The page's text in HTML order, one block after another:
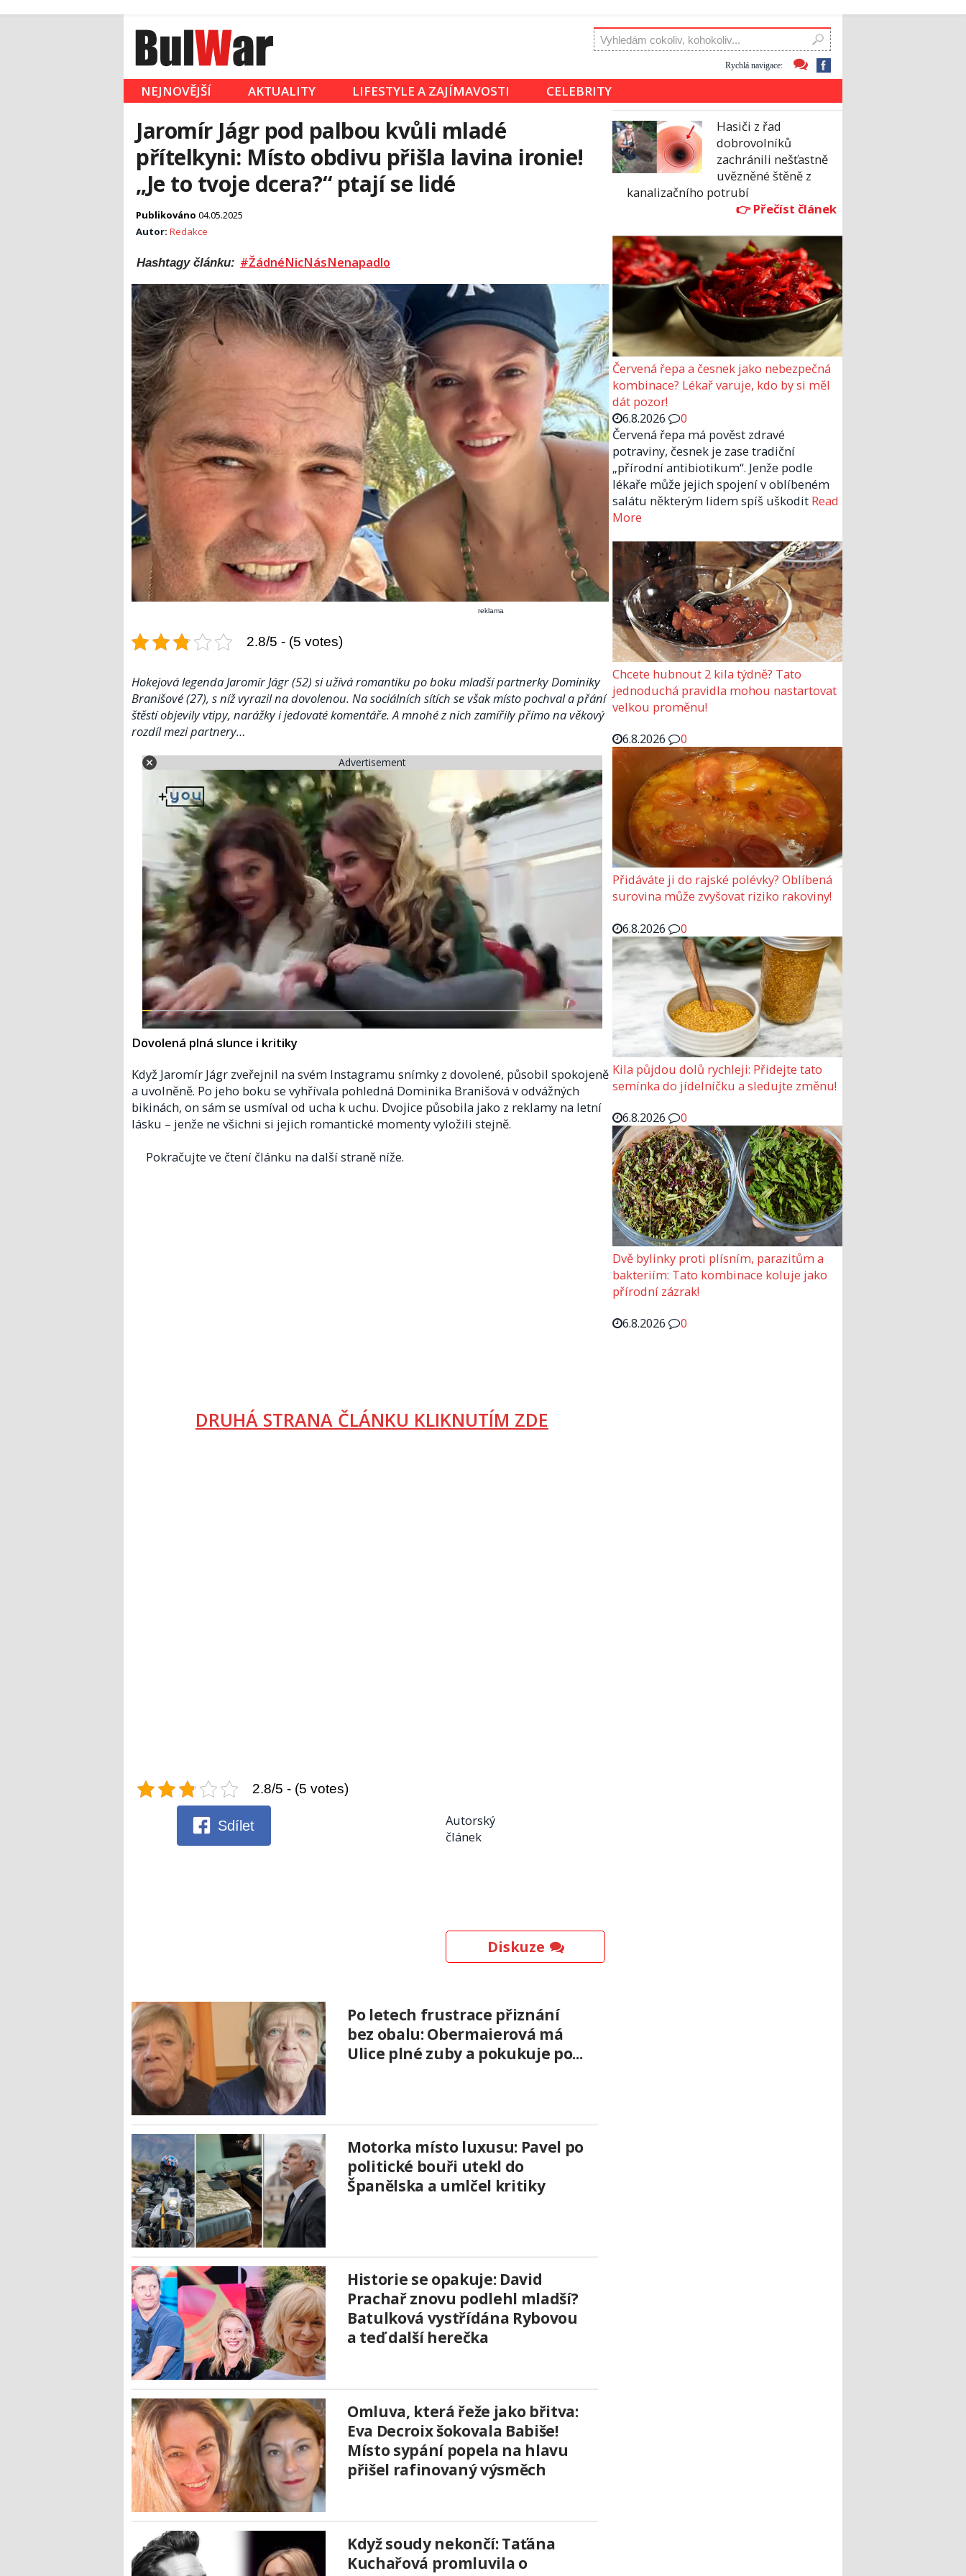
Rychlá navigace:
NEJNOVĚJŠÍ AKTUALITY LIFESTYLE A ZAJÍMAVOSTI CELEBRITY
Jaromír Jágr pod palbou kvůli mladé
přítelkyni: Místo obdivu přišla lavina ironie!
„Je to tvoje dcera?“ ptají se lidé
Publikováno 04.05.2025
Autor: Redakce
Hashtagy článku: #ŽádnéNicNásNenapadlo
reklama
2.8/5 - (5 votes)
Hokejová legenda Jaromír Jágr (52) si užívá romantiku po boku mladší partnerky Dominiky
Branišové (27), s níž vyrazil na dovolenou. Na sociálních sítích se však místo pochval a přání
štěstí objevily vtipy, narážky i jedovaté komentáře. A mnohé z nich zamířily přímo na věkový
rozdíl mezi partnery…
Advertisement
Dovolená plná slunce i kritiky
Když Jaromír Jágr zveřejnil na svém Instagramu snímky z dovolené, působil spokojeně
a uvolněně. Po jeho boku se vyhřívala pohledná Dominika Branišová v odvážných
bikinách, on sám se usmíval od ucha k uchu. Dvojice působila jako z reklamy na letní
lásku – jenže ne všichni si jejich romantické momenty vyložili stejně.
Pokračujte ve čtení článku na další straně níže.
DRUHÁ STRANA ČLÁNKU KLIKNUTÍM ZDE
2.8/5 - (5 votes)
Sdílet
Autorský
článek
Diskuze
Po letech frustrace přiznání
bez obalu: Obermaierová má
Ulice plné zuby a pokukuje po...
Motorka místo luxusu: Pavel po
politické bouři utekl do
Španělska a umlčel kritiky
Historie se opakuje: David
Prachař znovu podlehl mladší?
Batulková vystřídána Rybovou
a teď další herečka
Omluva, která řeže jako břitva:
Eva Decroix šokovala Babiše!
Místo sypání popela na hlavu
přišel rafinovaný výsměch
Když soudy nekončí: Taťána
Kuchařová promluvila o
Hasiči z řad
dobrovolníků
zachránili nešťastně
uvězněné štěně z
kanalizačního potrubí
Červená řepa a česnek jako nebezpečná
kombinace? Lékař varuje, kdo by si měl
dát pozor!
6.8.2026
0
Červená řepa má pověst zdravé
potraviny, česnek je zase tradiční
„přírodní antibiotikum“. Jenže podle
lékaře může jejich spojení v oblíbeném
salátu některým lidem spíš uškodit Read
More
Chcete hubnout 2 kila týdně? Tato
jednoduchá pravidla mohou nastartovat
velkou proměnu!
6.8.2026
0
Přidáváte ji do rajské polévky? Oblíbená
surovina může zvyšovat riziko rakoviny!
6.8.2026
0
Kila půjdou dolů rychleji: Přidejte tato
semínka do jídelníčku a sledujte změnu!
6.8.2026
0
Dvě bylinky proti plísním, parazitům a
bakteriím: Tato kombinace koluje jako
přírodní zázrak!
6.8.2026
0